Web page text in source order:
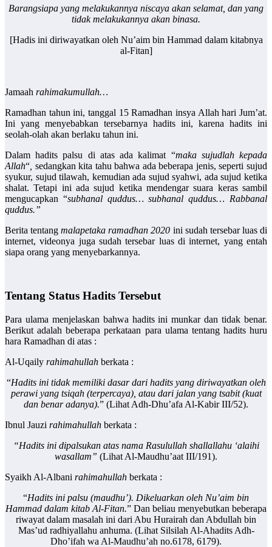
Barangsiapa yang melakukannya niscaya akan selamat, dan yang
tidak melakukannya akan binasa.
[Hadis ini diriwayatkan oleh Nu’aim bin Hammad dalam kitabnya
al-Fitan]
Jamaah rahimakumullah…
Ramadhan tahun ini, tanggal 15 Ramadhan insya Allah hari Jum’at.
Ini yang menyebabkan tersebarnya hadits ini, karena hadits ini
seolah-olah akan berlaku tahun ini.
Dalam hadits palsu di atas ada kalimat “maka sujudlah kepada
Allah“ sedangkan kita tahu bahwa ada beberapa jenis, seperti sujud
syukur, sujud tilawah, kemudian ada sujud syahwi, ada sujud ketika
shalat. Tetapi ini ada sujud ketika mendengar suara keras sambil
mengucapkan “subhanal quddus… subhanal quddus… Rabbanal
quddus.”
Berita tentangmalapetaka ramadhan 2020 ini sudah tersebar luas di
internet, videonya juga sudah tersebar luas di internet, yang entah
siapa orang yang menyebarkannya.
Tentang Status Hadits Tersebut
Para ulama menjelaskan bahwa hadits ini munkar dan tidak benar.
Berikut adalah beberapa perkataan para ulama tentang hadits huru
hara Ramadhan di atas :
Al-Uqaily rahimahullah berkata :
“Hadits ini tidak memiliki dasar dari hadits yang diriwayatkan oleh
perawi yang tsiqah (terpercaya), atau dari jalan yang tsabit (kuat
dan benar adanya).” (Lihat Adh-Dhu’afa Al-Kabir III/52).
Ibnul Jauzi rahimahullah berkata :
“Hadits ini dipalsukan atas nama Rasulullah shallallahu ‘alaihi
wasallam” (Lihat Al-Maudhu’aat III/191).
Syaikh Al-Albani rahimahullah berkata :
“Hadits ini palsu (maudhu’). Dikeluarkan oleh Nu’aim bin
Hammad dalam kitab Al-Fitan.” Dan beliau menyebutkan beberapa
riwayat dalam masalah ini dari Abu Hurairah dan Abdullah bin
Mas’ud radhiyallahu anhuma. (Lihat Silsilah Al-Ahadits Adh-
Dho’ifah wa Al-Maudhu’ah no.6178, 6179).